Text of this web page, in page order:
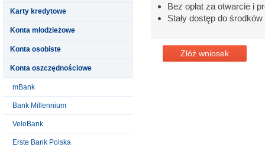
Karty kredytowe
Konta młodzieżowe
Konta osobiste
Konta oszczędnościowe
mBank
Bank Millennium
VeloBank
Erste Bank Polska
Bez opłat za otwarcie i
Stały dostęp do środków
Złóż wniosek